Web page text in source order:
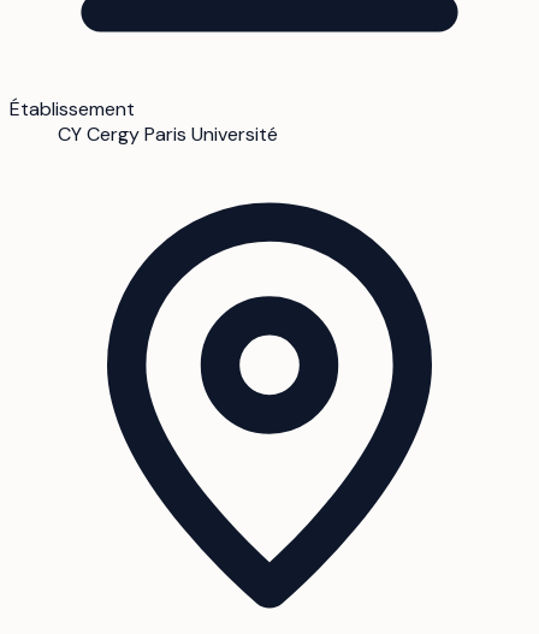
Établissement
CY Cergy Paris Université